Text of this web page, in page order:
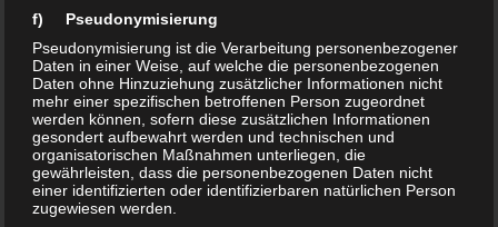
Werden einzelne Bereiche dieser Proteine durch
Oxidationsreaktionen verändert, wird die gesamte
Proteinstruktur gestört. Die Proteine können ihre
ursprüngliche Funktion nicht mehr wahrnehmen und die
Zelle mutiert bzw. stirbt vollständig ab. Somit können durch
oxidative Prozesse Bakterien, Pilze, Viren und auch Prionen
zerstört werden. Wenn die Oxidation gezielt gegen
Pathogene (krankmachende Erreger) vorgenommen wird,
f) Pseudonymisierung
Pseudonymisierung ist die Verarbeitung personenbezogener
Daten in einer Weise, auf welche die personenbezogenen
Daten ohne Hinzuziehung zusätzlicher Informationen nicht
mehr einer spezifischen betroffenen Person zugeordnet
werden können, sofern diese zusätzlichen Informationen
gesondert aufbewahrt werden und technischen und
organisatorischen Maßnahmen unterliegen, die
gewährleisten, dass die personenbezogenen Daten nicht
einer identifizierten oder identifizierbaren natürlichen Person
zugewiesen werden.